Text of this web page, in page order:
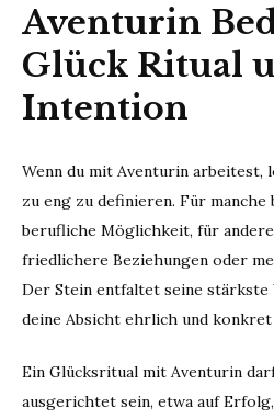
Aventurin
Glück Ritual
Intention
Wenn du mit Aventurin arbeitest,
zu eng zu definieren. Für manche
berufliche Möglichkeit, für
friedlichere Beziehungen oder
Der Stein entfaltet seine stärkste
deine Absicht ehrlich und
Ein Glücksritual mit Aventurin
ausgerichtet sein, etwa auf